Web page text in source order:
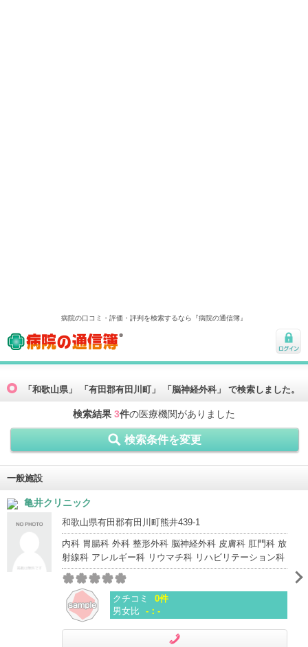
病院の口コミ・評価・評判を検索するなら『病院の通信簿』
病院の通信簿
ログ
「和歌山県」 「有田郡有田川町」 「脳神経外科」 で検索しました。
検索結果 3件の医療機関がありました
検索条件を変更
一般施設
亀井クリニック
和歌山県有田郡有田川町熊井439-1
内科 胃腸科 外科 整形外科 脳神経外科 皮膚科 肛門科 放
射線科 アレルギー科 リウマチ科 リハビリテーション科
クチコミ
0件
男女比 -：-